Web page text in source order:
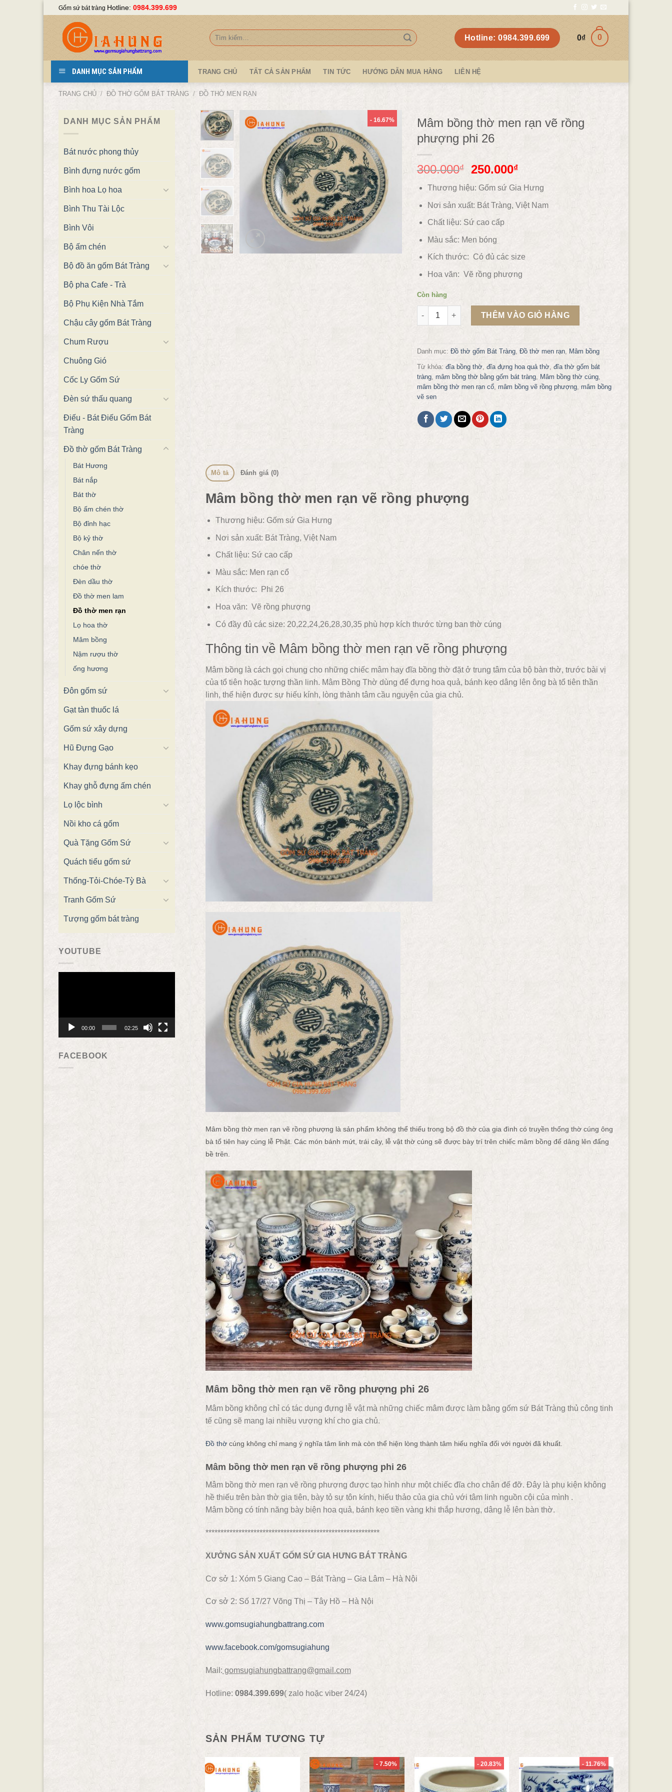
Skip
content
Gốm sứ bát tràng Hotline: 0984.399.699
Tìm
kiếm:
Hotline: 0984.399.699 0₫ 0
DANH MỤC SẢN PHẨM TRANG CHỦ TẤT CẢ SẢN PHẨM TIN TỨC HƯỚNG DẪN MUA HÀNG LIÊN HỆ
TRANG CHỦ / ĐỒ THỜ GỐM BÁT TRÀNG / ĐỒ THỜ MEN RẠN
DANH MỤC SẢN PHẨM
Bát nước phong thủy
Bình đựng nước gốm
Bình hoa Lọ hoa
Bình Thu Tài Lộc
Bình Vôi
Bộ ấm chén
Bộ đồ ăn gốm Bát Tràng
Bộ pha Cafe - Trà
Bộ Phụ Kiện Nhà Tắm
Chậu cây gốm Bát Tràng
Chum Rượu
Chuông Gió
Cốc Ly Gốm Sứ
Đèn sứ thấu quang
Điếu - Bát Điếu Gốm Bát
Tràng
Đồ thờ gốm Bát Tràng
Bát Hương
Bát nắp
Bát thờ
Bộ ấm chén thờ
Bộ đỉnh hạc
Bộ kỷ thờ
Chân nến thờ
chóe thờ
Đèn dầu thờ
Đồ thờ men lam
Đồ thờ men rạn
Lọ hoa thờ
Mâm bồng
Nậm rượu thờ
ống hương
Đôn gốm sứ
Gạt tàn thuốc lá
Gốm sứ xây dựng
Hũ Đựng Gạo
Khay đựng bánh kẹo
Khay ghỗ đựng ấm chén
Lọ lộc bình
Nồi kho cá gốm
Quà Tặng Gốm Sứ
Quách tiểu gốm sứ
Thống-Tỏi-Chóe-Tỳ Bà
Tranh Gốm Sứ
Tượng gốm bát tràng
YOUTUBE
00:00 02:25
FACEBOOK
- 16.67%
Mâm bồng thờ men rạn vẽ rồng
phượng phi 26
300.000₫ 250.000₫
Thương hiệu: Gốm sứ Gia Hưng
Nơi sản xuất: Bát Tràng, Việt Nam
Chất liệu: Sứ cao cấp
Màu sắc: Men bóng
Kích thước: Có đủ các size
Hoa văn: Vẽ rồng phượng
Còn hàng
Mâm bồng thờ men rạn vẽ rồng phượng phi 26 số lượng
THÊM VÀO GIỎ HÀNG
Danh mục: Đồ thờ gốm Bát Tràng, Đồ thờ men rạn, Mâm bồng
Từ khóa: đĩa bồng thờ, đĩa đựng hoa quả thờ, đĩa thờ gốm bát
tràng, mâm bồng thờ bằng gốm bát tràng, Mâm bồng thờ cúng,
mâm bồng thờ men rạn cổ, mâm bồng vẽ rồng phượng, mâm bồng
vẽ sen
Mô tả Đánh giá (0)
Mâm bồng thờ men rạn vẽ rồng phượng
Thương hiệu: Gốm sứ Gia Hưng
Nơi sản xuất: Bát Tràng, Việt Nam
Chất liệu: Sứ cao cấp
Màu sắc: Men rạn cổ
Kích thước: Phi 26
Hoa văn: Vẽ rồng phượng
Có đầy đủ các size: 20,22,24,26,28,30,35 phù hợp kích thước từng ban thờ cúng
Thông tin về Mâm bồng thờ men rạn vẽ rồng phượng
Mâm bồng là cách gọi chung cho những chiếc mâm hay đĩa bồng thờ đặt ở trung tâm của bộ bàn thờ, trước bài vị
của tổ tiên hoặc tượng thần linh. Mâm Bồng Thờ dùng để đựng hoa quả, bánh kẹo dâng lên ông bà tổ tiên thần
linh, thể hiện được sự hiếu kính, lòng thành tâm cầu nguyện của gia chủ.
Mâm bồng thờ men rạn vẽ rồng phượng là sản phẩm không thể thiếu trong bộ đồ thờ của gia đình có truyền thống thờ cúng ông
bà tổ tiên hay cúng lễ Phật. Các món bánh mứt, trái cây, lễ vật thờ cúng sẽ được bày trí trên chiếc mâm bồng để dâng lên đấng
bề trên.
Mâm bồng thờ men rạn vẽ rồng phượng phi 26
Mâm bồng không chỉ có tác dụng đựng lễ vật mà những chiếc mâm được làm bằng gốm sứ Bát Tràng thủ công tinh
tế cũng sẽ mang lại nhiều vượng khí cho gia chủ.
Đồ thờcúng không chỉ mang ý nghĩa tâm linh mà còn thể hiện lòng thành tâm hiếu nghĩa đối với người đã khuất.
Mâm bồng thờ men rạn vẽ rồng phượng phi 26
Mâm bồng thờ men rạn vẽ rồng phượng được tạo hình như một chiếc đĩa cho chân đế đỡ. Đây là phụ kiện không
hề thiếu trên bàn thờ gia tiên, bày tỏ sự tôn kính, hiếu thảo của gia chủ với tâm linh nguồn cội của mình .
Mâm bồng có tính năng bày biện hoa quả, bánh kẹo tiền vàng khi thắp hương, dâng lễ lên bàn thờ.
**********************************************************
XƯỞNG SẢN XUẤT GỐM SỨ GIA HƯNG BÁT TRÀNG
Cơ sở 1: Xóm 5 Giang Cao – Bát Tràng – Gia Lâm – Hà Nội
Cơ sở 2: Số 17/27 Võng Thị – Tây Hồ – Hà Nội
www.gomsugiahungbattrang.com
www.facebook.com/gomsugiahung
Mail: gomsugiahungbattrang@gmail.com
Hotline: 0984.399.699( zalo hoặc viber 24/24)
SẢN PHẨM TƯƠNG TỰ
- 7.50% - 20.83% - 11.76%